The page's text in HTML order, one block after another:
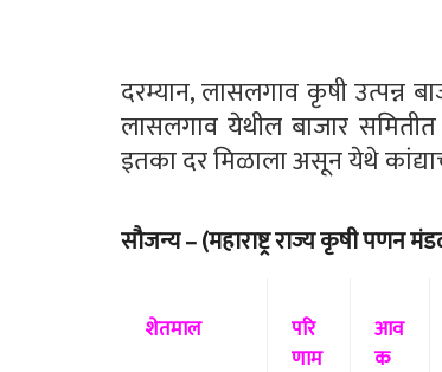
दरम्यान, लासलगाव कृषी उत्पन्न
लासलगाव येथील बाजार
इतका दर मिळाला असून येथे
सौजन्य – (महाराष्ट्र राज्य कृषी पणन
शेतमाल
परि
णाम
आव
क